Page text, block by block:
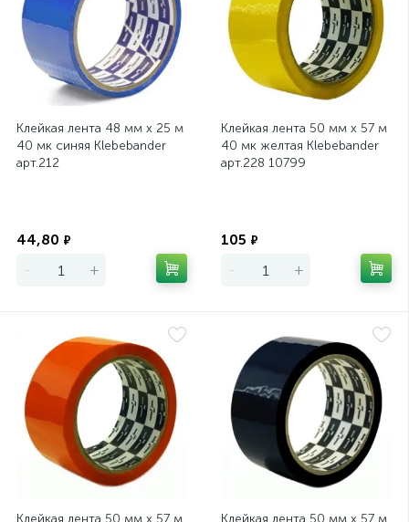
Клейкая лента 48 мм х 25 м
40 мк синяя Klebebander
арт.212
44,80 ₽
- +
Клейкая лента 50 мм х 57 м
40 мк желтая Klebebander
арт.228 10799
105 ₽
- +
Клейкая лента 50 мм х 57 м
Клейкая лента 50 мм х 57 м